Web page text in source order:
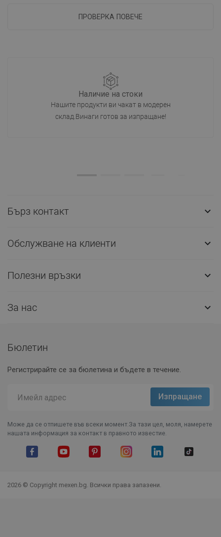
ПРОВЕРКА ПОВЕЧЕ
Наличие на стоки
Нашите продукти ви чакат в модерен
склад.Винаги готов за изпращане!
Бърз контакт 
Обслужване на клиенти 
Полезни връзки 
За нас 
Бюлетин
Регистрирайте се за бюлетина и бъдете в течение.
Може да се отпишете във всеки момент.За тази цел, моля, намерете
нашата информация за контакт в правното известие.
2026 © Copyright mexen.bg. Всички права запазени.